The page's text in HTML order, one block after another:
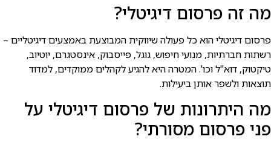
מה זה פרסום דיגיטלי?
פרסום דיגיטלי הוא כל פעולה שיווקית המבוצעת באמצעים דיגיטליים –
רשתות חברתיות, מנועי חיפוש, גוגל, פייסבוק, אינסטגרם, יוטיוב,
טיקטוק, דוא"ל וכו'. המטרה היא להגיע לקהלים ממוקדים, למדוד
תוצאות ולשפר אותן ביעילות.
מה היתרונות של פרסום דיגיטלי על
פני פרסום מסורתי?